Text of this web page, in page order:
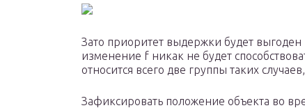
Зато приоритет выдержки будет выгоден
изменение f никак не будет
относится всего две группы таких
Зафиксировать положение объекта во